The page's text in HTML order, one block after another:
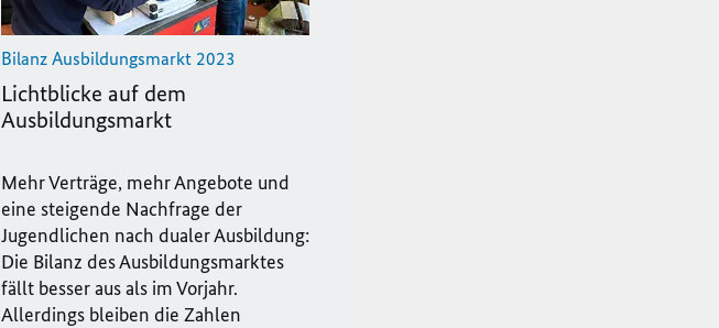
Bilanz Ausbildungsmarkt 2023
Lichtblicke auf dem
Ausbildungsmarkt
Mehr Verträge, mehr Angebote und
eine steigende Nachfrage der
Jugendlichen nach dualer Ausbildung:
Die Bilanz des Ausbildungsmarktes
fällt besser aus als im Vorjahr.
Allerdings bleiben die Zahlen